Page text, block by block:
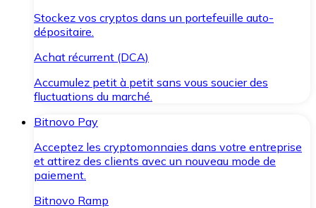
Stockez vos cryptos dans un portefeuille auto-
dépositaire.
Achat récurrent (DCA)
Accumulez petit à petit sans vous soucier des
fluctuations du marché.
Bitnovo Pay
Acceptez les cryptomonnaies dans votre entreprise
et attirez des clients avec un nouveau mode de
paiement.
Bitnovo Ramp